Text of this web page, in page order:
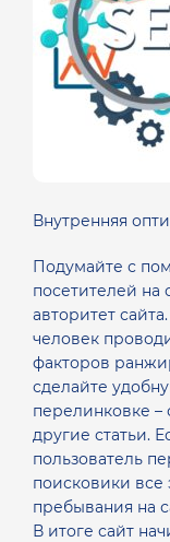
Внутренняя
Подумайте с
посетителей на
авторитет
человек
факторов
сделайте
перелинковке –
другие статьи.
пользователь
поисковики все
пребывания на
В итоге сайт